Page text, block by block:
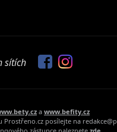
sítích
a www.befity.cz
posílejte na